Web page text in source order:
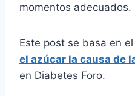
momentos adecuados.
Este post se basa en
el azúcar la causa de
en Diabetes Foro.